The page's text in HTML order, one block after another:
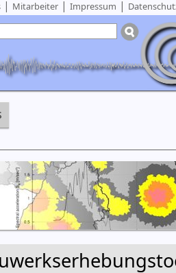
| Mitarbeiter| Impressum |